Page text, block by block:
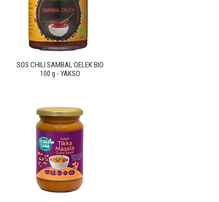
SOS CHILI SAMBAL OELEK BIO
100 g - YAKSO